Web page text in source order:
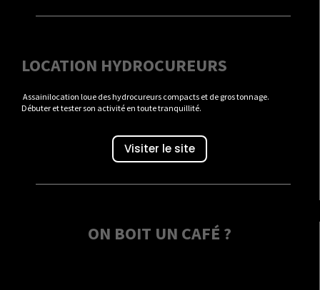
LOCATION HYDROCUREURS
Assainilocation loue des hydrocureurs compacts et de gros tonnage.
Débuter et tester son activité en toute tranquillité.
Visiter le site
ON BOIT UN CAFÉ ?